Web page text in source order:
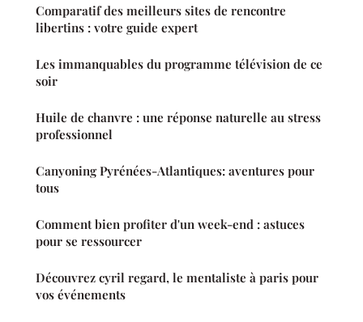
Comparatif des meilleurs sites de rencontre
libertins : votre guide expert
Les immanquables du programme télévision de ce
soir
Huile de chanvre : une réponse naturelle au stress
professionnel
Canyoning Pyrénées-Atlantiques: aventures pour
tous
Comment bien profiter d'un week-end : astuces
pour se ressourcer
Découvrez cyril regard, le mentaliste à paris pour
vos événements